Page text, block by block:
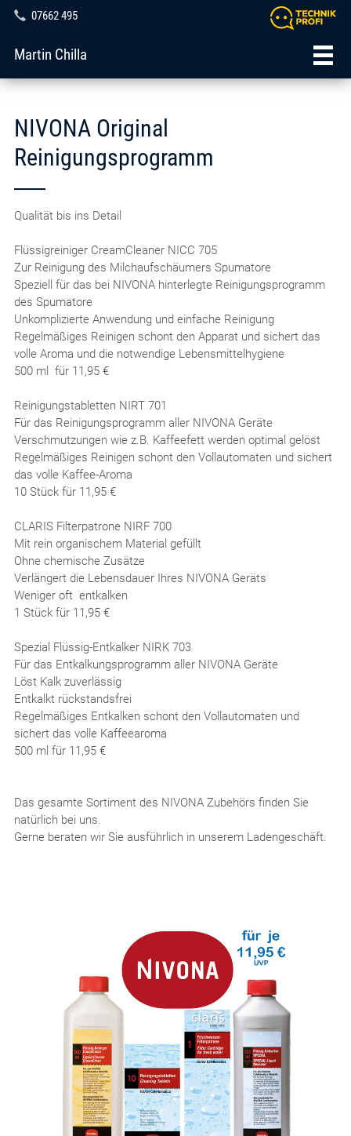
07662 495
Martin Chilla
NIVONA Original
Reinigungsprogramm
Qualität bis ins Detail
Flüssigreiniger CreamCleaner NICC 705
Zur Reinigung des Milchaufschäumers Spumatore
Speziell für das bei NIVONA hinterlegte Reinigungsprogramm
des Spumatore
Unkomplizierte Anwendung und einfache Reinigung
Regelmäßiges Reinigen schont den Apparat und sichert das
volle Aroma und die notwendige Lebensmittelhygiene
500 ml für 11,95 €
Reinigungstabletten NIRT 701
Für das Reinigungsprogramm aller NIVONA Geräte
Verschmutzungen wie z.B. Kaffeefett werden optimal gelöst
Regelmäßiges Reinigen schont den Vollautomaten und sichert
das volle Kaffee-Aroma
10 Stück für 11,95 €
CLARIS Filterpatrone NIRF 700
Mit rein organischem Material gefüllt
Ohne chemische Zusätze
Verlängert die Lebensdauer Ihres NIVONA Geräts
Weniger oft entkalken
1 Stück für 11,95 €
Spezial Flüssig-Entkalker NIRK 703
Für das Entkalkungsprogramm aller NIVONA Geräte
Löst Kalk zuverlässig
Entkalkt rückstandsfrei
Regelmäßiges Entkalken schont den Vollautomaten und
sichert das volle Kaffeearoma
500 ml für 11,95 €
Das gesamte Sortiment des NIVONA Zubehörs finden Sie
natürlich bei uns.
Gerne beraten wir Sie ausführlich in unserem Ladengeschäft.